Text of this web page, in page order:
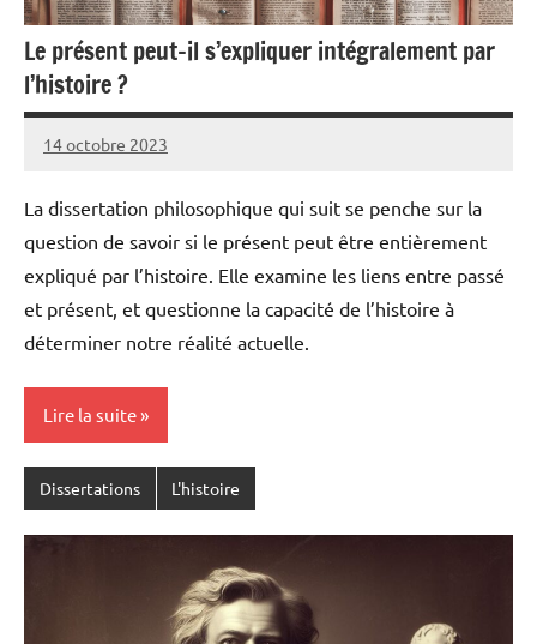
Le présent peut-il s’expliquer intégralement par
l’histoire ?
14 octobre 2023
Pierre
Aucun
La dissertation philosophique qui suit se penche sur la
question de savoir si le présent peut être entièrement
expliqué par l’histoire. Elle examine les liens entre passé
et présent, et questionne la capacité de l’histoire à
déterminer notre réalité actuelle.
Lire la suite
Dissertations L'histoire